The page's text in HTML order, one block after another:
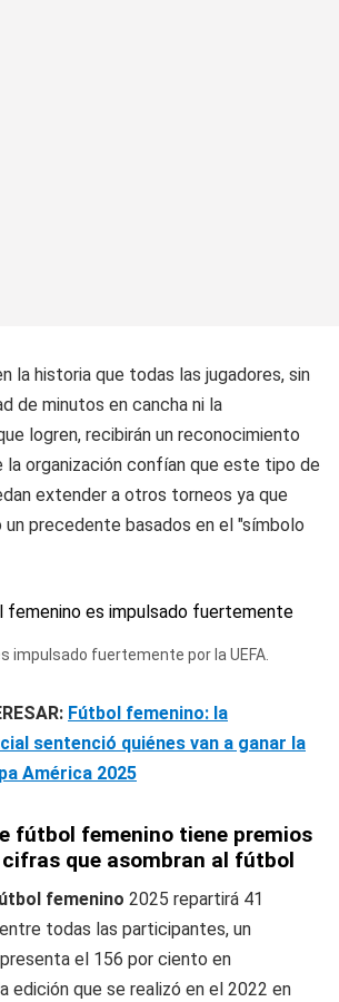
la historia que todas las jugadores, sin
de minutos en cancha ni la
logren, recibirán un reconocimiento
la organización confían que este tipo de
extender a otros torneos ya que
un precedente basados en el "símbolo
impulsado fuertemente por la UEFA.
Fútbol femenino: la
sentenció quiénes van a ganar la
América 2025
fútbol femenino tiene premios
que asombran al fútbol
femenino 2025 repartirá 41
todas las participantes, un
el 156 por ciento en
edición que se realizó en el 2022 en